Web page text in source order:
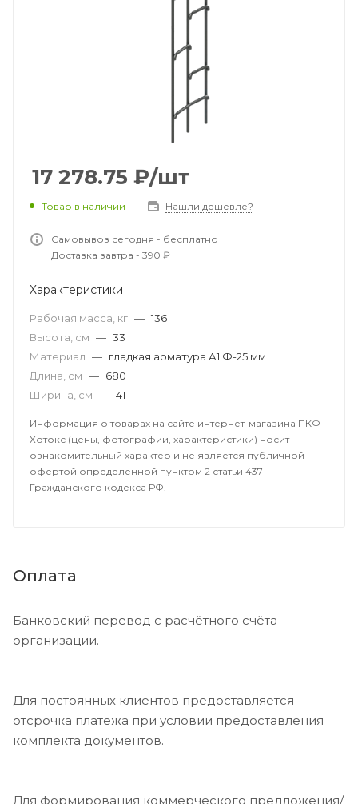
17 278.75 ₽/шт
Товар в наличии Нашли дешевле?
Самовывоз сегодня - бесплатно
Доставка завтра - 390 ₽
Характеристики
Рабочая масса, кг — 136
Высота, см — 33
Материал — гладкая арматура А1 Ф-25 мм
Длина, см — 680
Ширина, см — 41
Информация о товарах на сайте интернет-магазина ПКФ-
Хотокс (цены, фотографии, характеристики) носит
ознакомительный характер и не является публичной
офертой определенной пунктом 2 статьи 437
Гражданского кодекса РФ.
Оплата
Банковский перевод с расчётного счёта
организации.
Для постоянных клиентов предоставляется
отсрочка платежа при условии предоставления
комплекта документов.
Для формирования коммерческого предложения/